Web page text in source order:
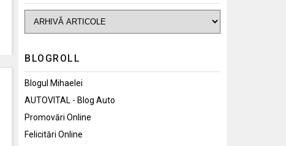
BLOGROLL
Blogul Mihaelei
AUTOVITAL - Blog Auto
Promovări Online
Felicitări Online